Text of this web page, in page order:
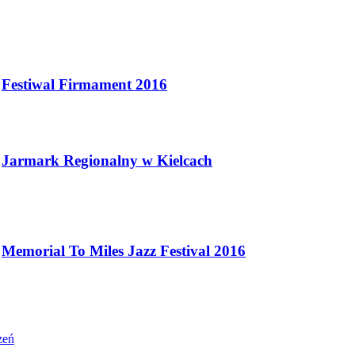
Festiwal Firmament 2016
Jarmark Regionalny w Kielcach
Memorial To Miles Jazz Festival 2016